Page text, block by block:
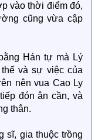
vào thời điểm đó,
cũng vừa cập
Hán tự mà Lý
và sự việc của
nên vua Cao Ly
đón ân cần, và
thân.
sĩ, gia thuộc trồng